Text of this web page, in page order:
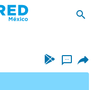
...